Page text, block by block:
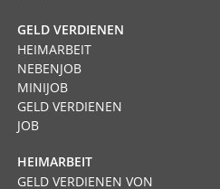
GELD VERDIENEN
HEIMARBEIT
NEBENJOB
MINIJOB
GELD VERDIENEN
JOB
HEIMARBEIT
GELD VERDIENEN VON